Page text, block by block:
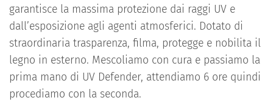
garantisce la massima protezione dai raggi UV e
dall’esposizione agli agenti atmosferici. Dotato di
straordinaria trasparenza, filma, protegge e nobilita il
legno in esterno. Mescoliamo con cura e passiamo la
prima mano di UV Defender, attendiamo 6 ore quindi
procediamo con la seconda.